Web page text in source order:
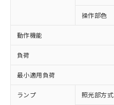
操作部色
動作機能
負荷
最小適用負荷
ランプ 照光部方式